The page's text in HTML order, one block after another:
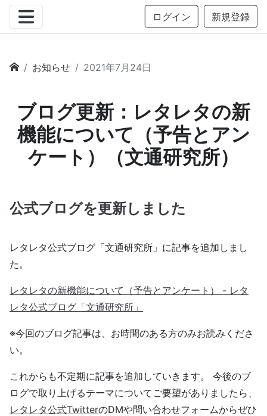
ログイン 新規登録
お知らせ 2021年7月24日
ブログ更新：レタレタの新
機能について（予告とアン
ケート）（文通研究所）
公式ブログを更新しました
レタレタ公式ブログ「文通研究所」に記事を追加しまし
た。
レタレタの新機能について（予告とアンケート） - レタ
レタ公式ブログ「文通研究所」
※今回のブログ記事は、お時間のある方のみお読みくださ
い。
これからも不定期に記事を追加していきます。 今後のブ
ログで取り上げるテーマについてご要望がありましたら、
レタレタ公式TwitterのDMや問い合わせフォームからぜひ